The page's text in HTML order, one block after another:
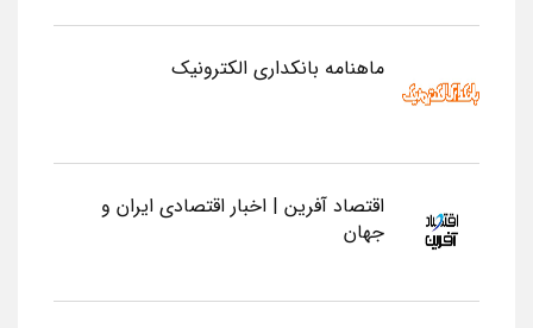
ماهنامه بانکداری الکترونیک
اقتصاد آفرین | اخبار اقتصادی ایران و
جهان